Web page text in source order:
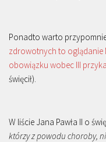
Ponadto warto
zdrowotnych to oglądanie
obowiązku wobec III
święcił).
W liście Jana Pawła II o
którzy z powodu choroby,